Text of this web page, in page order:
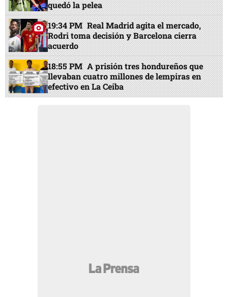
quedó la pelea
19:34 PM Real Madrid agita el mercado,
Rodri toma decisión y Barcelona cierra
acuerdo
18:55 PM A prisión tres hondureños que
llevaban cuatro millones de lempiras en
efectivo en La Ceiba